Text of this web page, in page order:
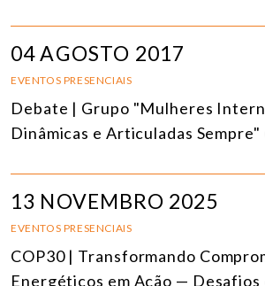
04 AGOSTO 2017
EVENTOS PRESENCIAIS
Debate | Grupo "Mulheres
Dinâmicas e Articuladas Sempre"
13 NOVEMBRO 2025
EVENTOS PRESENCIAIS
COP30 | Transformando
Energéticos em Ação —